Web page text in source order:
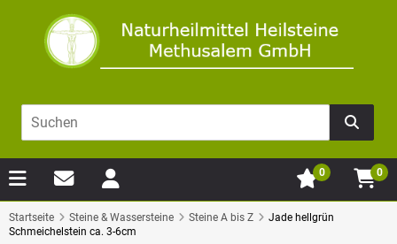
0
0
Startseite Steine & Wassersteine Steine A bis Z
Jade hellgrün
Schmeichelstein ca. 3-6cm